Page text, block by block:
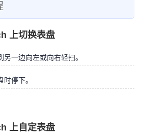
上切换表盘
一边向左或向右轻扫。
停下。
上自定表盘